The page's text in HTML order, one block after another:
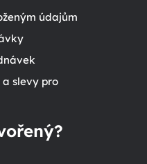
údajům
slevy pro